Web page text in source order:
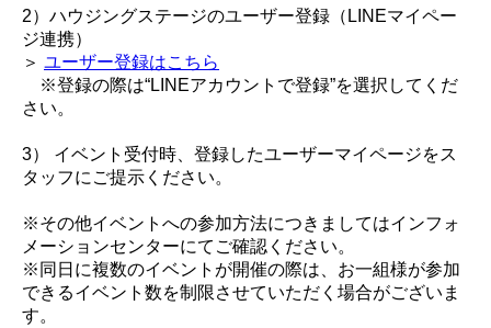
2）ハウジングステージのユーザー登録（LINEマイペー
ジ連携）
＞ ユーザー登録はこちら
※登録の際は“LINEアカウントで登録”を選択してくだ
さい。
3） イベント受付時、登録したユーザーマイページをス
タッフにご提示ください。
※その他イベントへの参加方法につきましてはインフォ
メーションセンターにてご確認ください。
※同日に複数のイベントが開催の際は、お一組様が参加
できるイベント数を制限させていただく場合がございま
す。